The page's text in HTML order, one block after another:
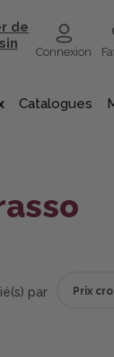
de
Connexion
Catalogues
par